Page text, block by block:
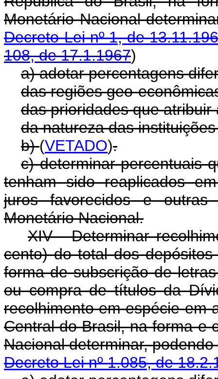
Monetário Nacional
Decreto-Lei nº 1, de
108, de 17.1.1967)
a) adotar percentagens
das regiões geo-
das prioridades que atribuir
da natureza das
b)(VETADO).
c) determinar percentuais
tenham sido reaplicados
juros favorecidos e outras
Monetário Nacional.
XIV - Determinar
cento) do total dos
forma de subscrição de
ou compra de títulos da
recolhimento em espécie em
Central do Brasil, na forma e
Nacional determinar,
Decreto Lei nº 1.085, de